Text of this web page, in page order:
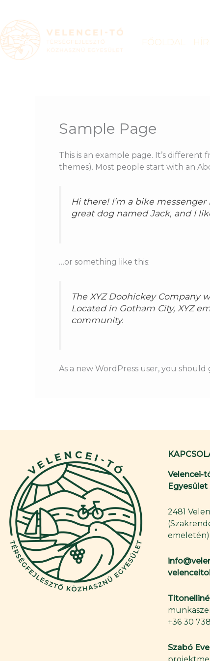
content
FŐOLDAL
Sample Page
This is an example page. It’s
themes). Most people start with an
Hi there! I’m a bike
great dog named Jack, and I
…or something like this:
The XYZ Doohickey Company
Located in Gotham City, XYZ
community.
As a new WordPress user, you should
Velencei-
Egyesület
2481
emeletén)
+36 30
Szabó